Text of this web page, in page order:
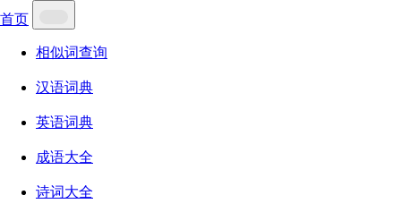
首页
相似词查询
汉语词典
英语词典
成语大全
诗词大全